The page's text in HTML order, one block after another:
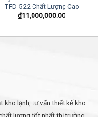
TFD-522 Chất Lượng Cao
₫11,000,000.00
kho lạnh, tư vấn thiết kế kho
lượng tốt nhất thị trường.